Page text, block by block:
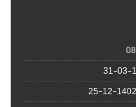
1402-12-25